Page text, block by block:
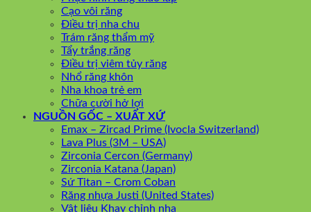
Cạo vôi răng
Điều trị nha chu
Trám răng thẩm mỹ
Tẩy trắng răng
Điều trị viêm tủy răng
Nhổ răng khôn
Nha khoa trẻ em
Chữa cười hở lợi
NGUỒN GỐC – XUẤT XỨ
Emax – Zircad Prime (Ivocla Switzerland)
Lava Plus (3M – USA)
Zirconia Cercon (Germany)
Zirconia Katana (Japan)
Sứ Titan – Crom Coban
Răng nhựa Justi (United States)
Vật liệu Khay chỉnh nha